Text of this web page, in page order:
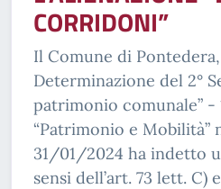
CORRIDONI”
Il Comune di
Determinazione del 2°
patrimonio comunale” -
“Patrimonio e Mobilità”
31/01/2024 ha indetto
sensi dell’art. 73 lett. C)